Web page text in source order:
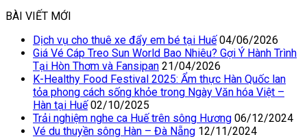
130.000₫.
BÀI VIẾT MỚI
Dịch vụ cho thuê xe đẩy em bé tại Huế 04/06/2026
Giá Vé Cáp Treo Sun World Bao Nhiêu? Gợi Ý Hành Trình
Tại Hòn Thơm và Fansipan 21/04/2026
K-Healthy Food Festival 2025: Ẩm thực Hàn Quốc lan
tỏa phong cách sống khỏe trong Ngày Văn hóa Việt –
Hàn tại Huế 02/10/2025
Trải nghiệm nghe ca Huế trên sông Hương 06/12/2024
Vé du thuyền sông Hàn – Đà Nẵng 12/11/2024